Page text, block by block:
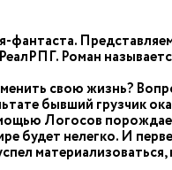
фантаста.
Роман
свою жизнь?
бывший грузчик
Логосов
будет нелегко. И